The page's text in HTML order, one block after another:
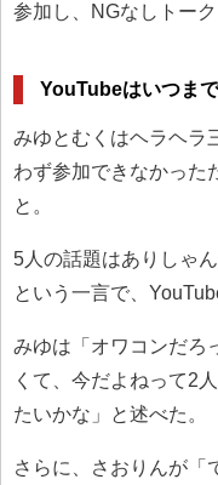
参加し、NGなしトーク
YouTubeはいつま
みゆとむくはヘラヘラ
わず参加できなかった
と。
5人の話題はありしゃ
という一言で、
みゆは「オワコンだろ
くて、今だよねって2
たいかな」と述べた。
さらに、さおりんが「